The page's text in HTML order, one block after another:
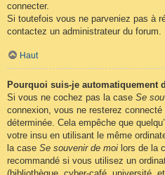
connecter.
Si toutefois vous ne parveniez pas à
contactez un administrateur du forum.
Haut
Pourquoi suis-je automatiquement
Si vous ne cochez pas la case Se
connexion, vous ne resterez connecté
déterminée. Cela empêche que
votre insu en utilisant le même
la case Se souvenir de moi lors de la
recommandé si vous utilisez un